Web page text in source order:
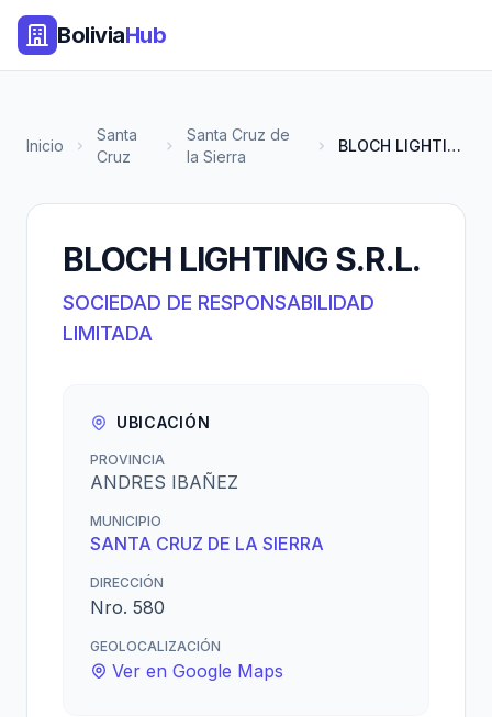
BoliviaHub
Inicio
Santa
Cruz
Santa Cruz de
la Sierra
BLOCH LIGHTING S.R.L.
BLOCH LIGHTING S.R.L.
SOCIEDAD DE RESPONSABILIDAD
LIMITADA
UBICACIÓN
PROVINCIA
ANDRES IBAÑEZ
MUNICIPIO
SANTA CRUZ DE LA SIERRA
DIRECCIÓN
Nro. 580
GEOLOCALIZACIÓN
Ver en Google Maps